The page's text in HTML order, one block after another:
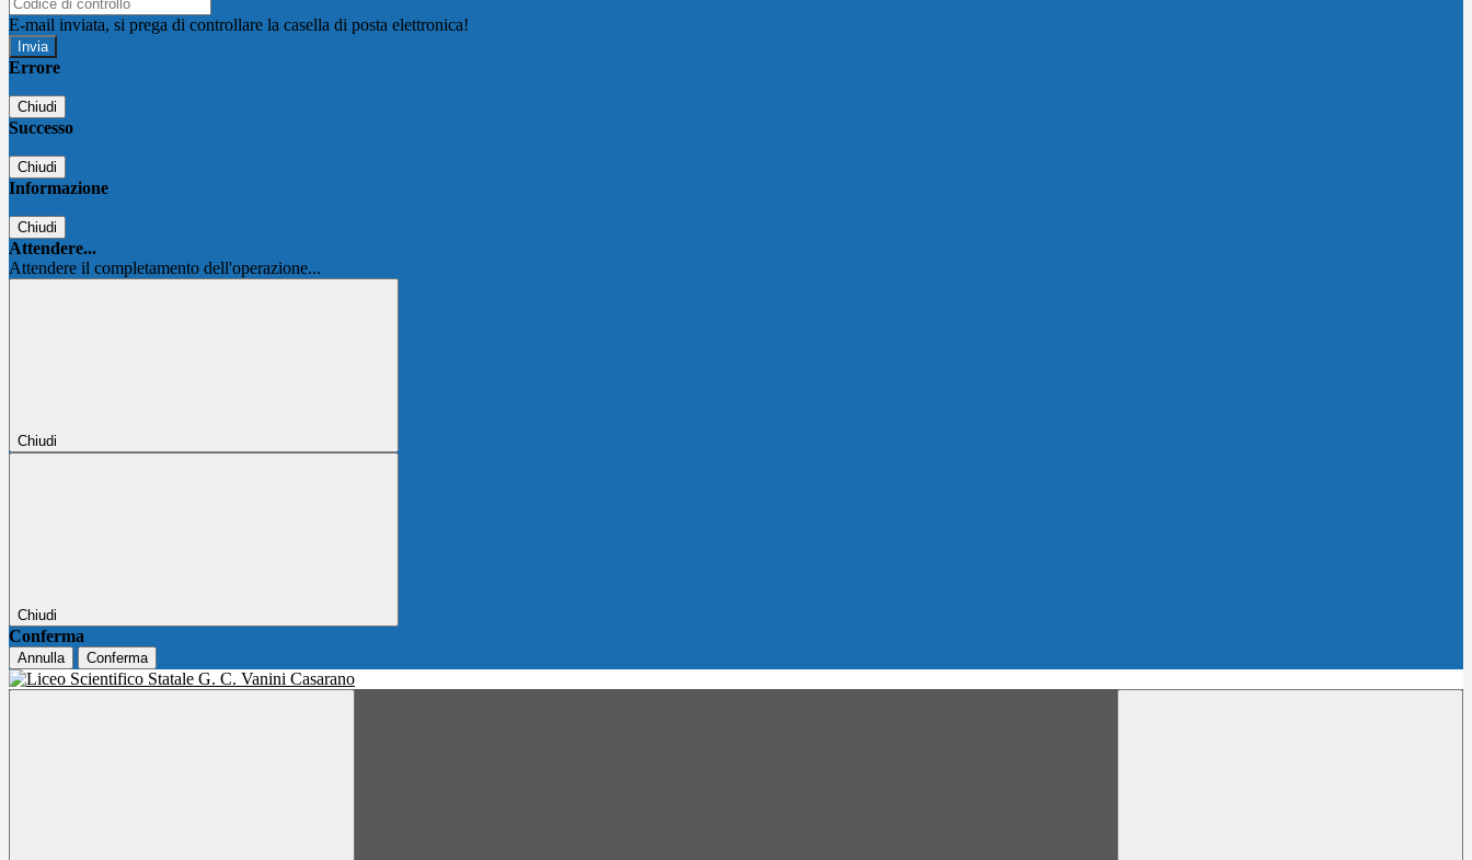
E-mail inviata, si prega di controllare la casella di posta elettronica!
Errore
Chiudi
Successo
Chiudi
Informazione
Chiudi
Attendere...
Attendere il completamento dell'operazione...
Chiudi
Chiudi
Conferma
Annulla Conferma